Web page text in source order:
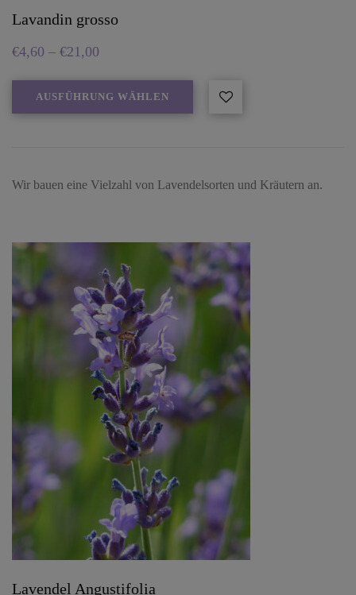
Lavandin grosso
€4,60 – €21,00
AUSFÜHRUNG WÄHLEN
Wir bauen eine Vielzahl von Lavendelsorten und Kräutern an.
Lavendel Angustifolia